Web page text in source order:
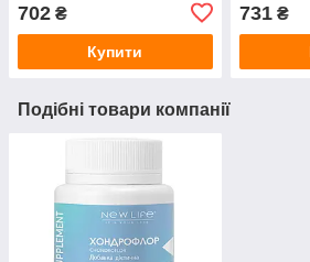
702 ₴
Купити
731₴
Подібні товари компанії